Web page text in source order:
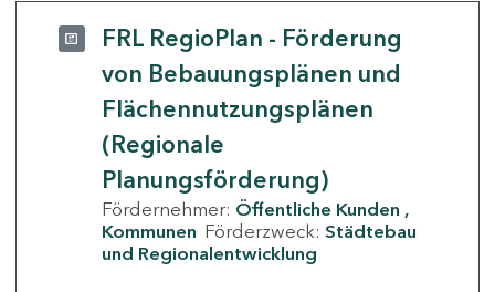
FRL RegioPlan - Förderung
von Bebauungsplänen und
Flächennutzungsplänen
(Regionale
Planungsförderung)
Fördernehmer: Öffentliche Kunden
Kommunen Förderzweck: Städtebau
und Regionalentwicklung